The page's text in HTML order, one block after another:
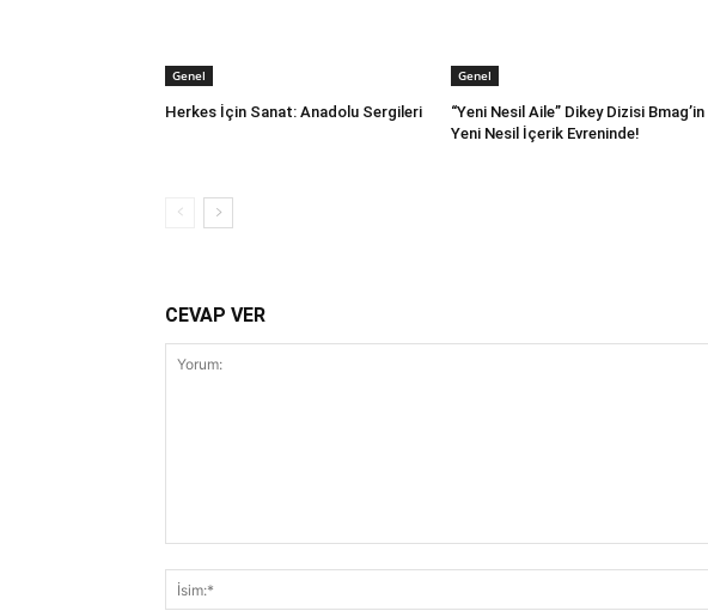
Genel
Herkes İçin Sanat: Anadolu Sergileri
Genel
“Yeni Nesil Aile” Dikey Dizisi Bmag’in
Yeni Nesil İçerik Evreninde!
CEVAP VER